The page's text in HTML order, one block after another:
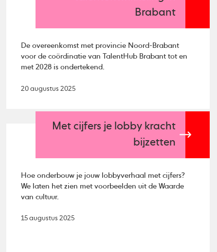
Brabant
De overeenkomst met provincie Noord-Brabant
voor de coördinatie van TalentHub Brabant tot en
met 2028 is ondertekend.
20 augustus 2025
Met cijfers je lobby kracht
bijzetten
Hoe onderbouw je jouw lobbyverhaal met cijfers?
We laten het zien met voorbeelden uit de Waarde
van cultuur.
15 augustus 2025